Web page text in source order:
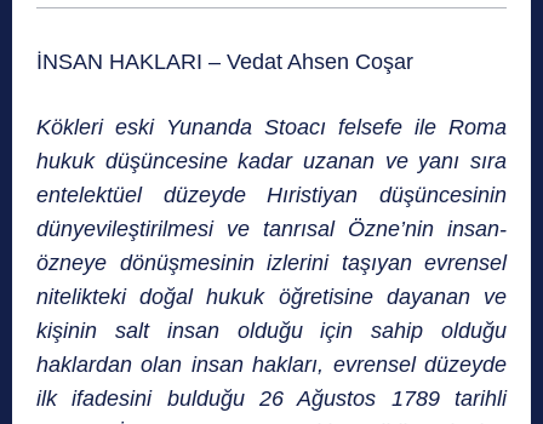
İNSAN HAKLARI – Vedat Ahsen Coşar
Kökleri eski Yunanda Stoacı felsefe ile Roma
hukuk düşüncesine kadar uzanan ve yanı sıra
entelektü­el düzeyde Hıristiyan düşüncesinin
dünyevileştirilmesi ve tanrısal Özne’nin insan-
özneye dönüşmesinin izlerini taşıyan evrensel
nitelikteki doğal hukuk öğretisine dayanan ve
kişinin salt insan olduğu için sahip olduğu
haklardan olan insan hakları, evrensel düzeyde
ilk ifadesini bulduğu 26 Ağustos 1789 tarihli